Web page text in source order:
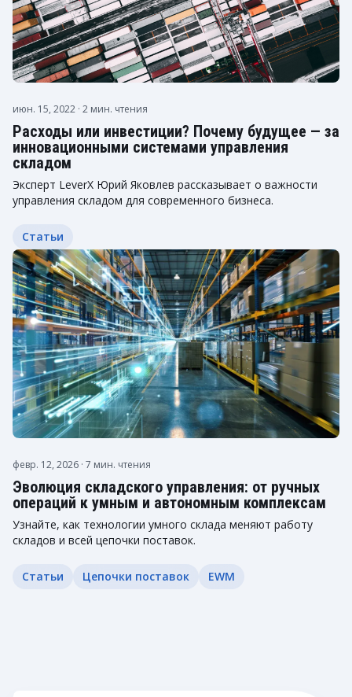
июн. 15, 2022 · 2 мин. чтения
Расходы или инвестиции? Почему будущее — за
инновационными системами управления
складом
Эксперт LeverX Юрий Яковлев рассказывает о важности
управления складом для современного бизнеса.
Статьи
февр. 12, 2026 · 7 мин. чтения
Эволюция складского управления: от ручных
операций к умным и автономным комплексам
Узнайте, как технологии умного склада меняют работу
складов и всей цепочки поставок.
Статьи Цепочки поставок EWM